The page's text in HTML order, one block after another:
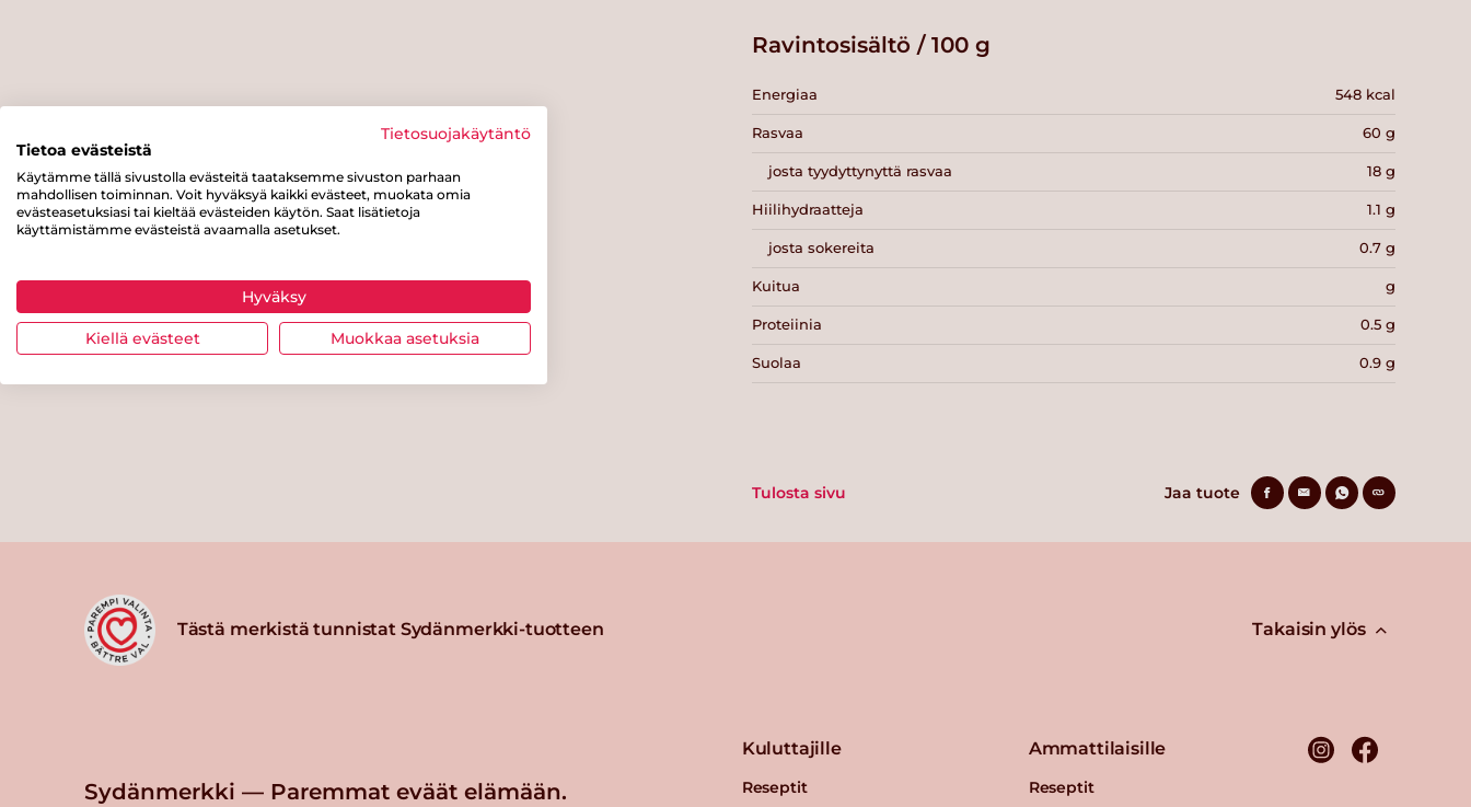
Ravintosisältö / 100 g
Energiaa 548 kcal
Rasvaa 60 g
josta tyydyttynyttä rasvaa 18 g
Hiilihydraatteja 1.1 g
josta sokereita 0.7 g
Kuitua g
Proteiinia 0.5 g
Suolaa 0.9 g
Tulosta sivu Jaa tuote
Tästä merkistä tunnistat Sydänmerkki-tuotteen Takaisin ylös
Sydänmerkki — Paremmat eväät elämään.
Kuluttajille
Reseptit
Ammattilaisille
Reseptit
Tietosuojakäytäntö
Tietoa evästeistä
Käytämme tällä sivustolla evästeitä taataksemme sivuston parhaan
mahdollisen toiminnan. Voit hyväksyä kaikki evästeet, muokata omia
evästeasetuksiasi tai kieltää evästeiden käytön. Saat lisätietoja
käyttämistämme evästeistä avaamalla asetukset.
Hyväksy
Kiellä evästeet Muokkaa asetuksia